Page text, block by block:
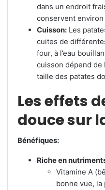
dans un endroit
conservent environ
Cuisson: Les
cuites de
four, à l’eau
cuisson dépend de
taille des patates
Les effets
douce sur
Bénéfiques:
Riche en
Vitamine A
bonne vue, la